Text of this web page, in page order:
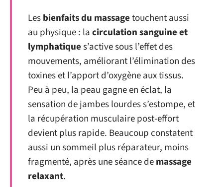
Lesbienfaits du massagetouchent aussi
au physique : lacirculation sanguine et
lymphatiques’active sous l’effet des
mouvements, améliorant l’élimination des
toxines et l’apport d’oxygène aux tissus.
Peu à peu, la peau gagne en éclat, la
sensation de jambes lourdes s’estompe, et
la récupération musculaire post-effort
devient plus rapide. Beaucoup constatent
aussi un sommeil plus réparateur, moins
fragmenté, après une séance demassage
relaxant.